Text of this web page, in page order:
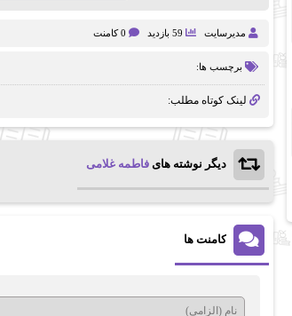
مدیرسایت 59 بازدید 0 کامنت
برچسب ها:
لینک کوتاه مطلب:
دیگر نوشته های فاطمه غلامی
کامنت ها